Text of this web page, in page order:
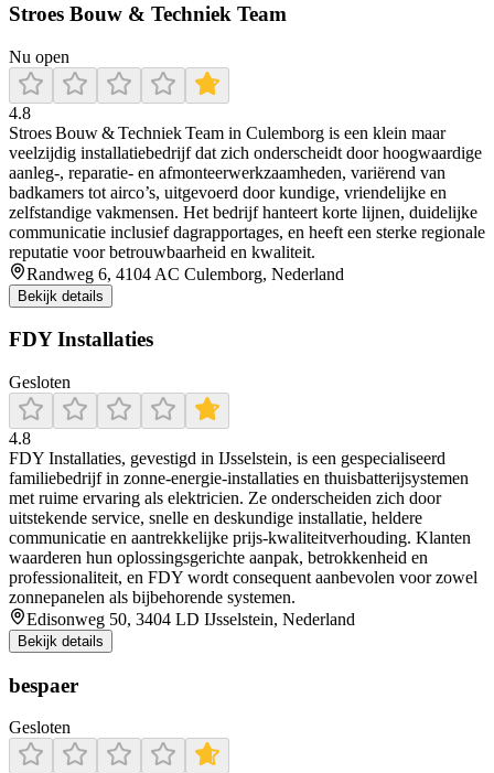
Stroes Bouw & Techniek Team
Nu open
4.8
Stroes Bouw & Techniek Team in Culemborg is een klein maar
veelzijdig installatiebedrijf dat zich onderscheidt door hoogwaardige
aanleg-, reparatie- en afmonteerwerkzaamheden, variërend van
badkamers tot airco’s, uitgevoerd door kundige, vriendelijke en
zelfstandige vakmensen. Het bedrijf hanteert korte lijnen, duidelijke
communicatie inclusief dagrapportages, en heeft een sterke regionale
reputatie voor betrouwbaarheid en kwaliteit.
Randweg 6, 4104 AC Culemborg, Nederland
Bekijk details
FDY Installaties
Gesloten
4.8
FDY Installaties, gevestigd in IJsselstein, is een gespecialiseerd
familiebedrijf in zonne-energie-installaties en thuisbatterijsystemen
met ruime ervaring als elektricien. Ze onderscheiden zich door
uitstekende service, snelle en deskundige installatie, heldere
communicatie en aantrekkelijke prijs-kwaliteitverhouding. Klanten
waarderen hun oplossingsgerichte aanpak, betrokkenheid en
professionaliteit, en FDY wordt consequent aanbevolen voor zowel
zonnepanelen als bijbehorende systemen.
Edisonweg 50, 3404 LD IJsselstein, Nederland
Bekijk details
bespaer
Gesloten